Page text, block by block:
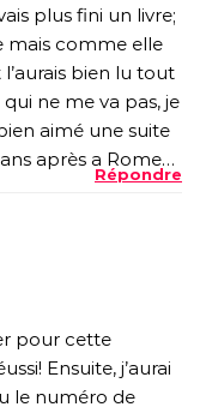
plus fini un livre;
mais comme elle
l’aurais bien lu tout
ne me va pas, je
aimé une suite
après a Rome…
Répondre
pour cette
Ensuite, j’aurai
le numéro de